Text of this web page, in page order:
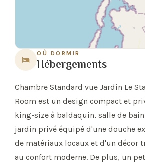
OÙ DORMIR
Hébergements
Chambre Standard vue Jardin Le
Room est un design compact et
king-size à baldaquin, salle de
jardin privé équipé d'une douche
de matériaux locaux et d'un décor
au confort moderne. De plus, un